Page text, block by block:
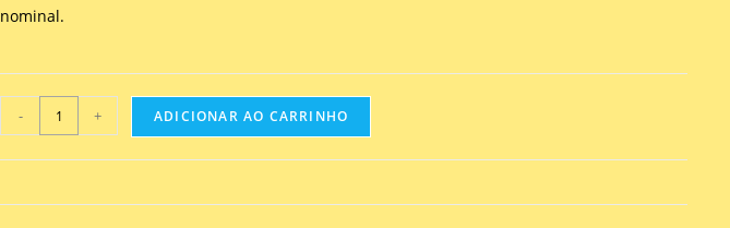
nominal.
- + ADICIONAR AO CARRINHO